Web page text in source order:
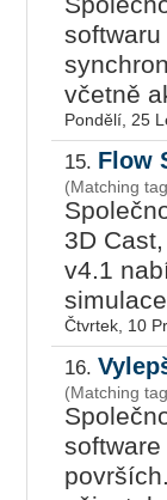
softwaru
včetně
Pondělí, 25
15. Flow
(Matching
3D
v4.1
Čtvrtek, 10
16.
(Matching
software